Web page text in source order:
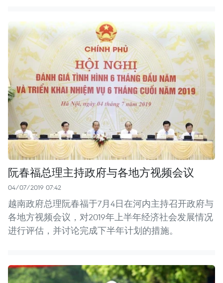
阮春福总理主持政府与各地方视频会议
04/07/2019 07:42
越南政府总理阮春福于7月4日在河内主持召开政府与
各地方视频会议，对2019年上半年经济社会发展情况
进行评估，并讨论完成下半年计划的措施。